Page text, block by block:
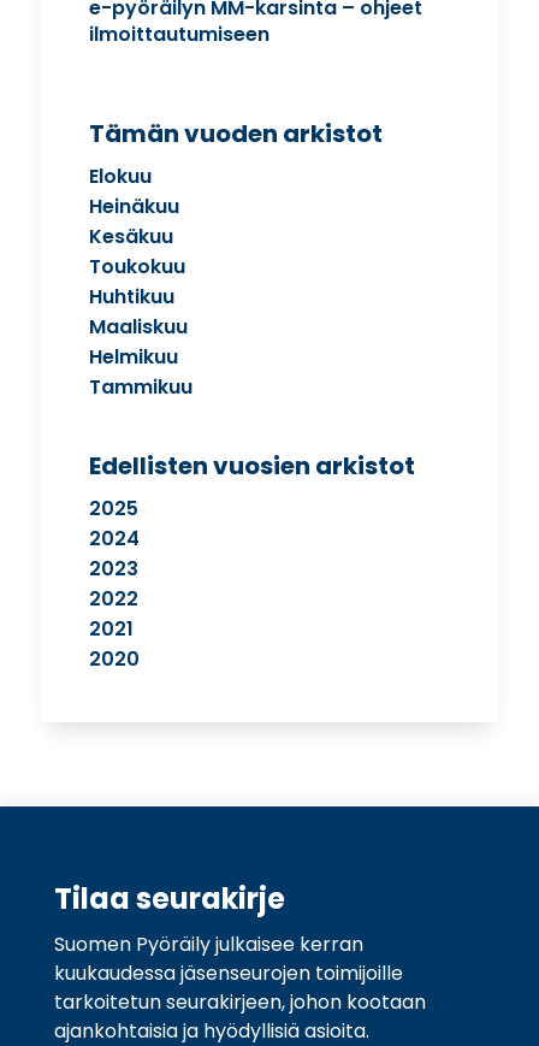
e-pyöräilyn MM-karsinta – ohjeet
ilmoittautumiseen
Tämän vuoden arkistot
Elokuu
Heinäkuu
Kesäkuu
Toukokuu
Huhtikuu
Maaliskuu
Helmikuu
Tammikuu
Edellisten vuosien arkistot
2025
2024
2023
2022
2021
2020
Tilaa seurakirje
Suomen Pyöräily julkaisee kerran
kuukaudessa jäsenseurojen toimijoille
tarkoitetun seurakirjeen, johon kootaan
ajankohtaisia ja hyödyllisiä asioita.